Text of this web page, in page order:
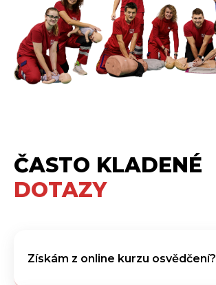
ČASTO KLADENÉ
DOTAZY
Získám z online kurzu osvědčení?